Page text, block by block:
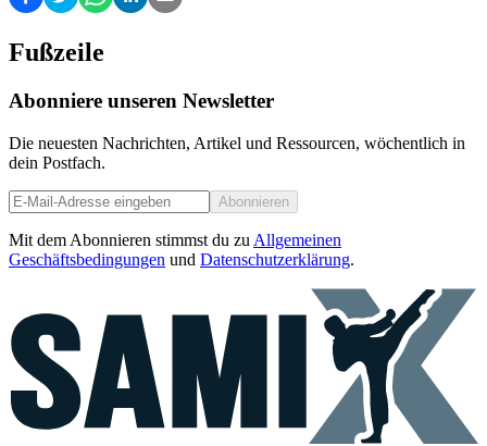
Fußzeile
Abonniere unseren Newsletter
Die neuesten Nachrichten, Artikel und Ressourcen, wöchentlich in
dein Postfach.
Abonnieren
Mit dem Abonnieren stimmst du zu Allgemeinen
Geschäftsbedingungen und Datenschutzerklärung.